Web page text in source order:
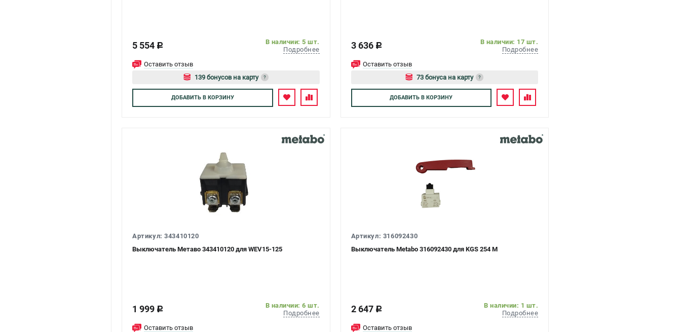
5 554 c
В наличии: 5 шт.
Подробнее
Оставить отзыв
139 бонусов на карту
?
Авторизуйтесь
ДОБАВИТЬВ КОРЗИНУ
3 636 c
В наличии: 17 шт.
Подробнее
Оставить отзыв
73 бонуса на карту
?
Авторизуйтесь
ДОБАВИТЬ В КОРЗИНУ
Артикул: 343410120
Выключатель Метаво 343410120 для WEV15-125
1 999 c
В наличии: 6 шт.
Подробнее
Оставить отзыв
Артикул: 316092430
Выключатель Metabo 316092430 для KGS 254 M
2 647 c
В наличии: 1 шт.
Подробнее
Оставить отзыв